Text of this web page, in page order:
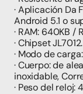
· Aplicación
Android 5.1 o
· RAM: 640KB /
· Chipset JL7012.
· Modo de
· Cuerpo: de
inoxidable,
· Peso del reloj: